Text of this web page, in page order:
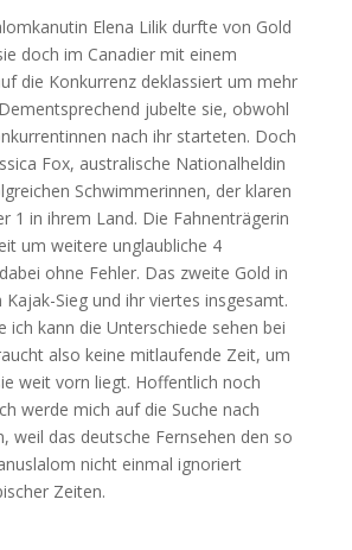
Elena Lilik durfte von Gold
doch im Canadier mit einem
die Konkurrenz deklassiert um mehr
jubelte sie, obwohl
nach ihr starteten. Doch
Fox, australische Nationalheldin
Schwimmerinnen, der klaren
1 in ihrem Land. Die Fahnenträgerin
um weitere unglaubliche 4
ohne Fehler. Das zweite Gold in
Kajak-Sieg und ihr viertes insgesamt.
ich kann die Unterschiede sehen bei
also keine mitlaufende Zeit, um
weit vorn liegt. Hoffentlich noch
werde mich auf die Suche nach
weil das deutsche Fernsehen den so
nicht einmal ignoriert
Zeiten.